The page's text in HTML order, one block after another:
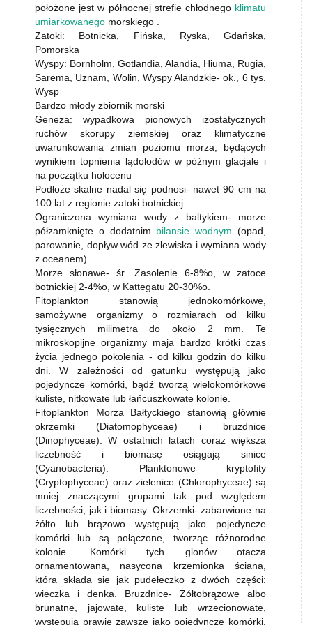
położone jest w północnej strefie chłodnego klimatu
umiarkowanego morskiego .
Zatoki: Botnicka, Fińska, Ryska, Gdańska,
Pomorska
Wyspy: Bornholm, Gotlandia, Alandia, Hiuma, Rugia,
Sarema, Uznam, Wolin, Wyspy Alandzkie- ok., 6 tys.
Wysp
Bardzo młody zbiornik morski
Geneza: wypadkowa pionowych izostatycznych
ruchów skorupy ziemskiej oraz klimatyczne
uwarunkowania zmian poziomu morza, będących
wynikiem topnienia lądolodów w późnym glacjale i
na początku holocenu
Podłoże skalne nadal się podnosi- nawet 90 cm na
100 lat z regionie zatoki botnickiej.
Ograniczona wymiana wody z baltykiem- morze
półzamknięte o dodatnim bilansie wodnym (opad,
parowanie, dopływ wód ze zlewiska i wymiana wody
z oceanem)
Morze słonawe- śr. Zasolenie 6-8%o, w zatoce
botnickiej 2-4%o, w Kattegatu 20-30%o.
Fitoplankton stanowią jednokomórkowe,
samożywne organizmy o rozmiarach od kilku
tysięcznych milimetra do około 2 mm. Te
mikroskopijne organizmy maja bardzo krótki czas
życia jednego pokolenia - od kilku godzin do kilku
dni. W zależności od gatunku występują jako
pojedyncze komórki, bądź tworzą wielokomórkowe
kuliste, nitkowate lub łańcuszkowate kolonie.
Fitoplankton Morza Bałtyckiego stanowią głównie
okrzemki (Diatomophyceae) i bruzdnice
(Dinophyceae). W ostatnich latach coraz większa
liczebność i biomasę osiągają sinice
(Cyanobacteria). Planktonowe kryptofity
(Cryptophyceae) oraz zielenice (Chlorophyceae) są
mniej znaczącymi grupami tak pod względem
liczebności, jak i biomasy. Okrzemki- zabarwione na
żółto lub brązowo występują jako pojedyncze
komórki lub są połączone, tworząc różnorodne
kolonie. Komórki tych glonów otacza
ornamentowana, nasycona krzemionka ściana,
która składa sie jak pudełeczko z dwóch części:
wieczka i denka. Bruzdnice- Żółtobrązowe albo
brunatne, jajowate, kuliste lub wrzecionowate,
występują prawie zawsze jako pojedyncze komórki.